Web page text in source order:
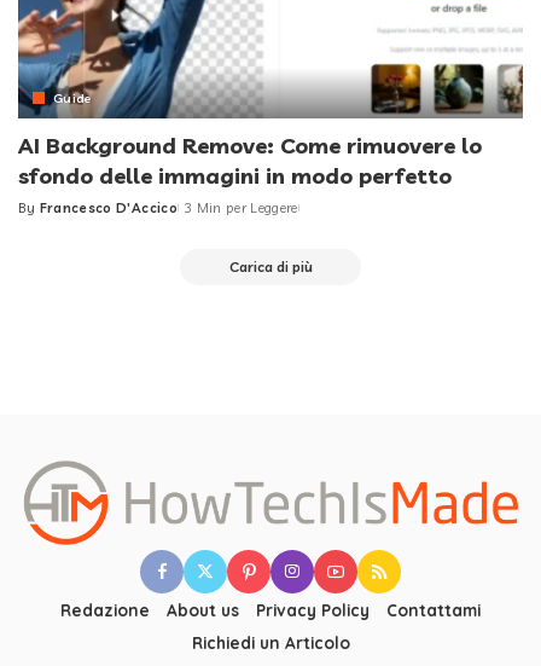
Guide
AI Background Remove: Come rimuovere lo
sfondo delle immagini in modo perfetto
Posted
By Francesco D'Accico 3 Min per Leggere
Carica di più
Redazione About us Privacy Policy
Contattami
Richiedi un Articolo